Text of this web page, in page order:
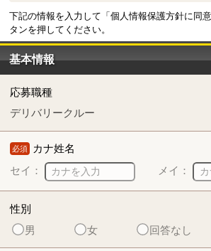
下記の情報を入力して「個人情報保護方針に同
タンを押してください。
基本情報
応募職種
デリバリークルー
必須 カナ姓名
セイ：
メイ：
性別
男
女 回答なし